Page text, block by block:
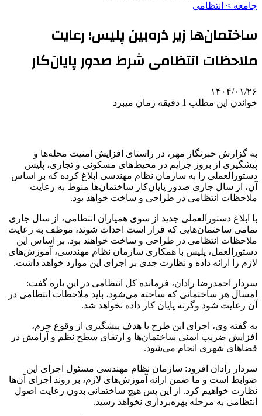
جامعه > انتظامی
ساختمان‌ها زیر ذره‌بین پلیس؛ رعایت
ملاحظات انتظامی شرط صدور پایان‌کار
۱۴۰۴/۰۱/۲۶
خواندن این مطلب 1 دقیقه زمان میبرد
به گزارش خبرنگار مهر، در راستای افزایش امنیت محله‌ها و
پیشگیری از بروز جرایم در محیط‌های مسکونی و تجاری، پلیس
دستورالعملی را به سازمان نظام مهندسی ابلاغ کرده که بر اساس
آن، از سال جاری صدور پایان‌کار ساختمان‌ها منوط به رعایت
ملاحظات انتظامی در طراحی و ساخت خواهد بود.
با ابلاغ دستورالعملی جدید از سوی همیاران انتظامی، از سال جاری
تمامی ساختمان‌هایی که قرار است احداث شوند، موظف به رعایت
ملاحظات انتظامی در طراحی و ساخت خواهند بود. بر اساس این
دستورالعمل، پلیس با همکاری سازمان نظام مهندسی، آموزش‌های
لازم را ارائه داده و نظارت جدی بر اجرای این موارد خواهد داشت.
سردار احمدرضا رادان، فرمانده کل انتظامی در این باره گفت:
امسال هر ساختمانی که ساخته می‌شود، باید ملاحظات انتظامی در
آن رعایت شود وگرنه پایان کار داده نخواهد شد.
به گفته وی، اجرای این طرح با هدف پیشگیری از وقوع جرم،
افزایش ضریب ایمنی ساختمان‌ها و ارتقای سطح نظم و آرامش در
فضاهای شهری انجام می‌شود.
سردار رادان افزود: سازمان نظام مهندسی مسئول اجرای این
ضوابط است و ما ضمن ارائه آموزش‌های لازم، بر روند اجرای آن‌ها
نظارت خواهیم کرد. از این پس هیچ ساختمانی بدون رعایت اصول
انتظامی به مرحله بهره‌برداری نخواهد رسید.